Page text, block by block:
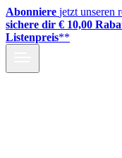
Abonniere jetzt unseren
sichere dir € 10,00
Listenpreis**